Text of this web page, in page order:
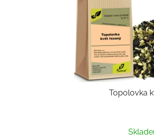
Topolovka